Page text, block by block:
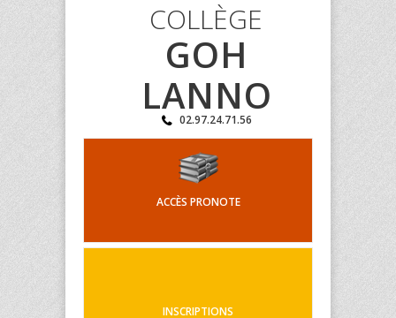
COLLÈGE
GOH
LANNO
02.97.24.71.56
ACCÈS PRONOTE
INSCRIPTIONS